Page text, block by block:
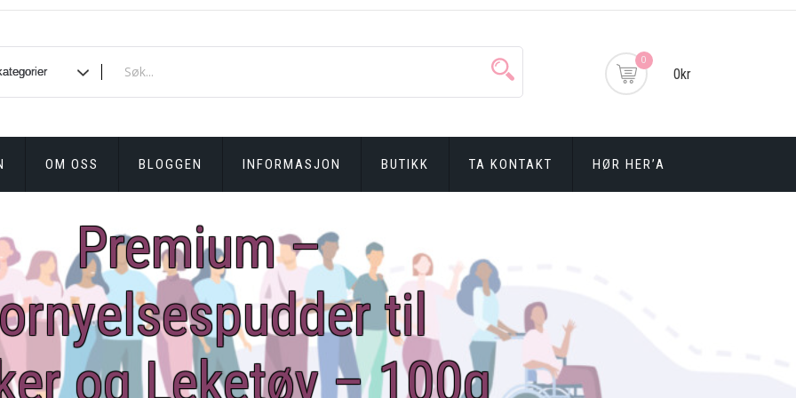
0
0kr
OM OSS BLOGGEN INFORMASJON BUTIKK TA KONTAKT HØR HER’A
Premium –
til
og Leketøy – 100g